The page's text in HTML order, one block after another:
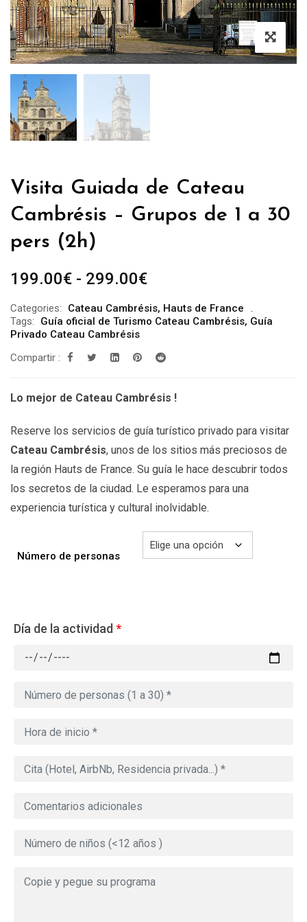
Visita Guiada de Cateau
Cambrésis – Grupos de 1 a 30
pers (2h)
199.00€ - 299.00€Rango
precios:
199.00€
299.00€
Categories: Cateau Cambrésis, Hauts de France
Tags:
Guía oficial de Turismo Cateau Cambrésis, Guía
Privado Cateau Cambrésis
Compartir :
Lo mejor de Cateau Cambrésis !
Reserve los servicios de guía turístico privado para visitar
Cateau Cambrésis, unos de los sitios más preciosos de
la región Hauts de France. Su guía le hace descubrir todos
los secretos de la ciudad. Le esperamos para una
experiencia turística y cultural inolvidable.
Número de personas
Día de la actividad *